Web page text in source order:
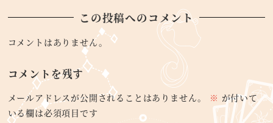
この投稿へのコメント
コメントはありません。
コメントを残す
メールアドレスが公開されることはありません。 ※ が付いて
いる欄は必須項目です